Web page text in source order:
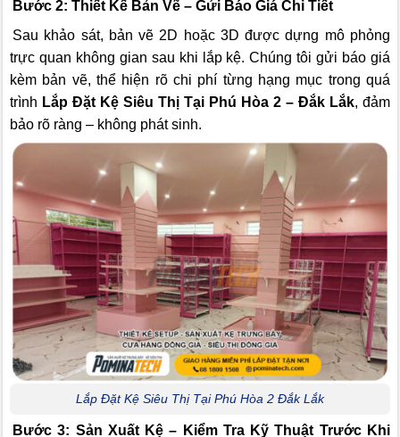
Bước 2: Thiết Kế Bản Vẽ – Gửi Báo Giá Chi Tiết
Sau khảo sát, bản vẽ 2D hoặc 3D được dựng mô phỏng
trực quan không gian sau khi lắp kệ. Chúng tôi gửi báo giá
kèm bản vẽ, thể hiện rõ chi phí từng hạng mục trong quá
trình Lắp Đặt Kệ Siêu Thị Tại Phú Hòa 2 – Đắk Lắk, đảm
bảo rõ ràng – không phát sinh.
Lắp Đặt Kệ Siêu Thị Tại Phú Hòa 2 Đắk Lắk
Bước 3: Sản Xuất Kệ – Kiểm Tra Kỹ Thuật Trước Khi